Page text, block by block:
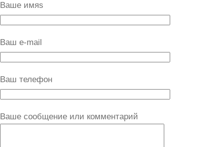
Ваше имяs
Ваш e-mail
Ваш телефон
Ваше сообщение или комментарий